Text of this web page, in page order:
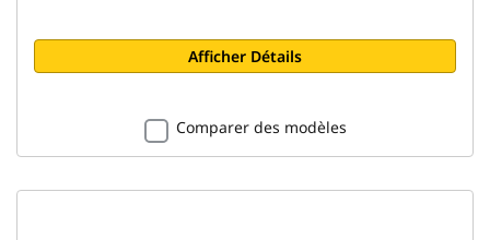
Afficher Détails
Comparer des modèles